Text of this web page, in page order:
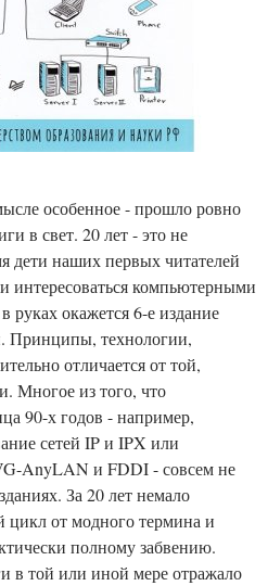
особенное - прошло ровно
в свет. 20 лет - это не
дети наших первых читателей
интересоваться компьютерными
окажется 6-е издание
Принципы, технологии,
отличается от той,
Многое из того, что
90-х годов - например,
сетей IP и IPX или
AnyLAN и FDDI - совсем не
За 20 лет немало
от модного термина и
полному забвению.
в той или иной мере отражало